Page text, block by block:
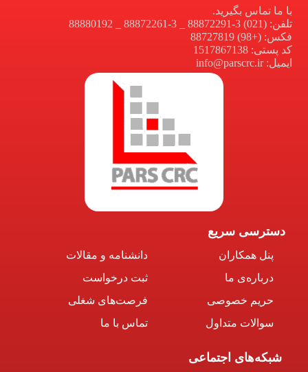
با ما تماس بگیرید.
تلفن: (021) 3-88872291 _ 3-88872261 _ 88880192
فکس: (+98) 88727819
کد پستی: 1517867138
ایمیل: info@parscrc.ir
دسترسی سریع
پنل همکاران
درباره‌ی ما
حریم خصوصی
سوالات متداول
دانشنامه و مقالات
ثبت درخواست
فرصت‌های شغلی
تماس با ما
شبکه‌های اجتماعی